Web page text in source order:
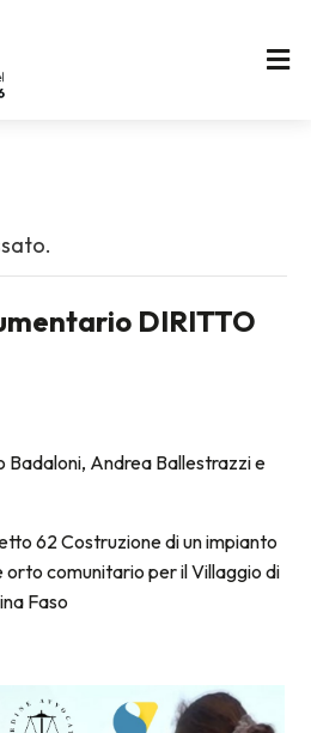
DIRITTO
Badaloni, Andrea Ballestrazzi e
62 Costruzione di un impianto
comunitario per il Villaggio di
Faso